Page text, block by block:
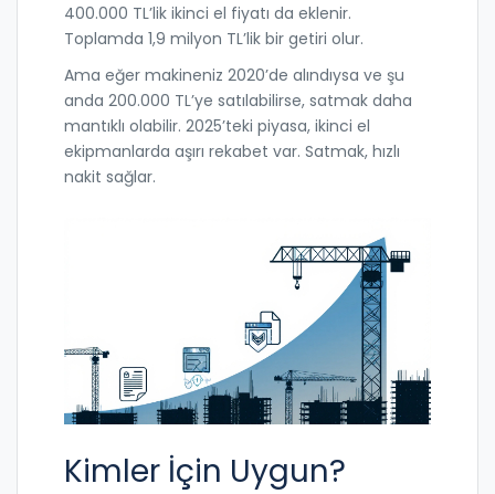
400.000 TL’lik ikinci el fiyatı da eklenir.
Toplamda 1,9 milyon TL’lik bir getiri olur.
Ama eğer makineniz 2020’de alındıysa ve şu
anda 200.000 TL’ye satılabilirse, satmak daha
mantıklı olabilir. 2025’teki piyasa, ikinci el
ekipmanlarda aşırı rekabet var. Satmak, hızlı
nakit sağlar.
Kimler İçin Uygun?